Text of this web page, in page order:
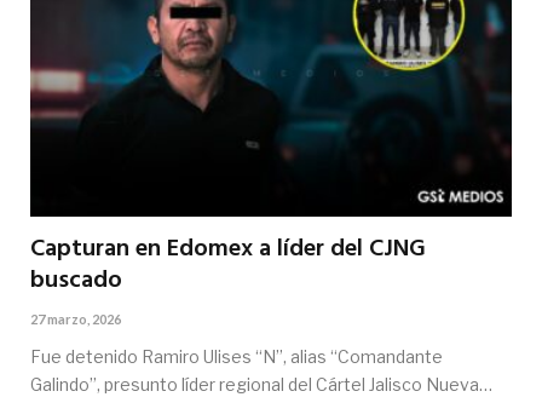
Capturan en Edomex a líder del CJNG
buscado
27 marzo, 2026
Fue detenido Ramiro Ulises “N”, alias “Comandante
Galindo”, presunto líder regional del Cártel Jalisco Nueva…